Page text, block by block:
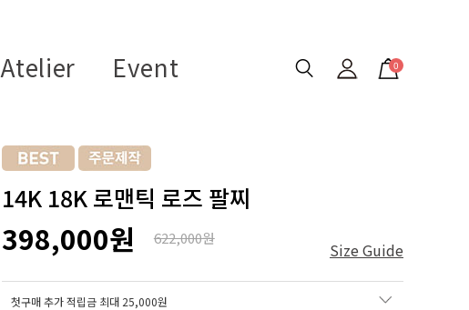
Atelier Event 0
14K 18K 로맨틱 로즈 팔찌
398,000원 622,000원
Size Guide
첫구매 추가 적립금 최대 25,000원